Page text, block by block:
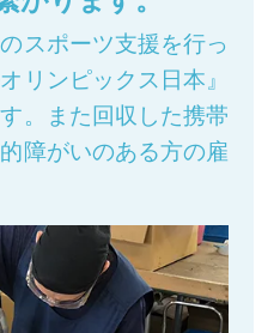
スポーツ支援を行っ
リンピックス日本』
。また回収した携帯
障がいのある方の雇